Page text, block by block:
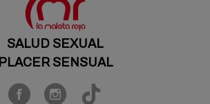
SALUD SEXUAL
PLACER SENSUAL